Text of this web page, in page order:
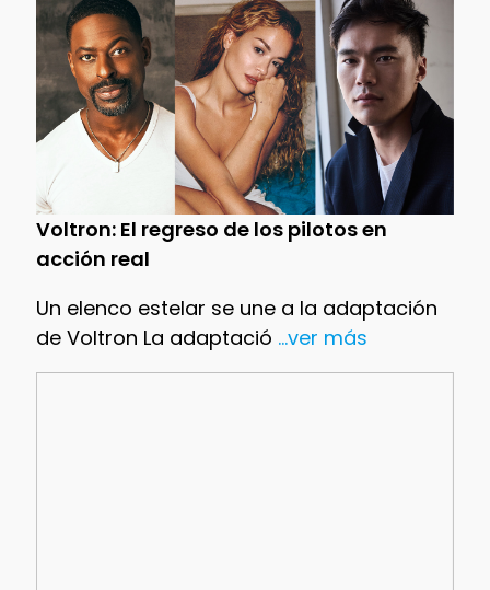
Voltron: El regreso de los pilotos en
acción real
Un elenco estelar se une a la adaptación
de Voltron La adaptació ...ver más